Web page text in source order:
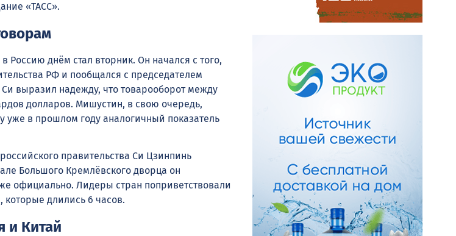
«ТАСС».
Россию днём стал вторник. Он начался с того,
РФ и пообщался с председателем
выразил надежду, что товарооборот между
долларов. Мишустин, в свою очередь,
уже в прошлом году аналогичный показатель
правительства Си Цзинпинь
Большого Кремлёвского дворца он
официально. Лидеры стран поприветствовали
которые длились 6 часов.
и Китай